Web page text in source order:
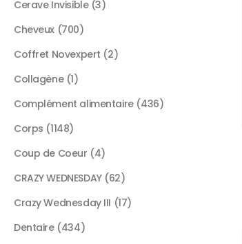
Cerave Invisible 3
Cheveux 700
Coffret Novexpert 2
Collagène 1
Complément alimentaire 436
Corps 1148
Coup de Coeur 4
CRAZY WEDNESDAY 62
Crazy Wednesday III 17
Dentaire 434